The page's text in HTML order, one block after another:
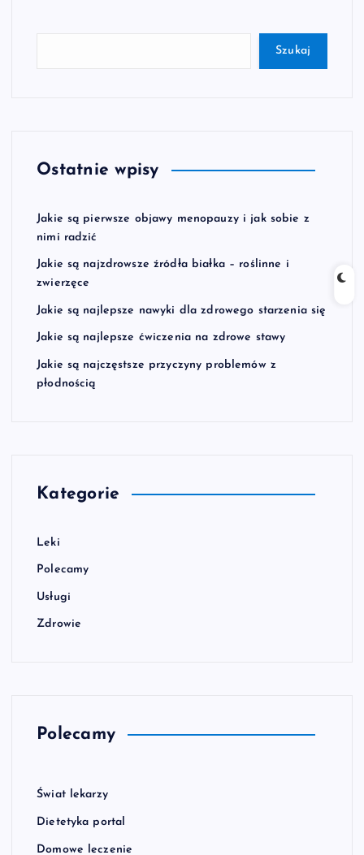
Szukaj
Ostatnie wpisy
Jakie są pierwsze objawy menopauzy i jak sobie z
nimi radzić
Jakie są najzdrowsze źródła białka – roślinne i
zwierzęce
Jakie są najlepsze nawyki dla zdrowego starzenia się
Jakie są najlepsze ćwiczenia na zdrowe stawy
Jakie są najczęstsze przyczyny problemów z
płodnością
Kategorie
Leki
Polecamy
Usługi
Zdrowie
Polecamy
Świat lekarzy
Dietetyka portal
Domowe leczenie